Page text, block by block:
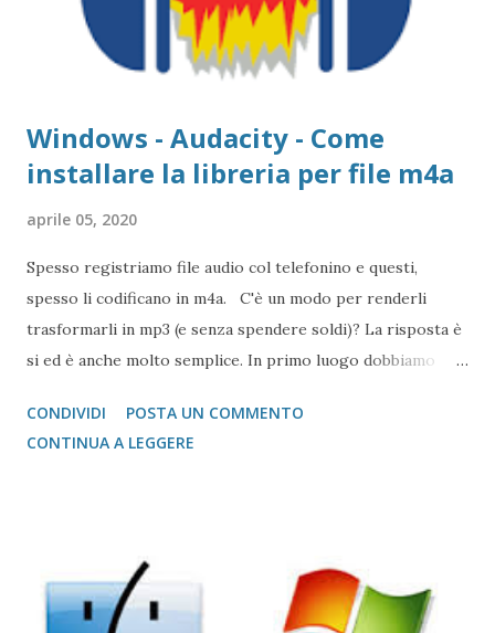
Windows - Audacity - Come
installare la libreria per file m4a
aprile 05, 2020
Spesso registriamo file audio col telefonino e questi,
spesso li codificano in m4a. C'è un modo per renderli
trasformarli in mp3 (e senza spendere soldi)? La risposta è
si ed è anche molto semplice. In primo luogo dobbiamo
migliori probabilmente in circolazione ( clicca qui per
scaricare il file , clicca qui per andare sul sito ) Una volta
scaricare il file , clicca qui per la pagina ).
CONDIVIDI
POSTA UN COMMENTO
CONTINUA A LEGGERE